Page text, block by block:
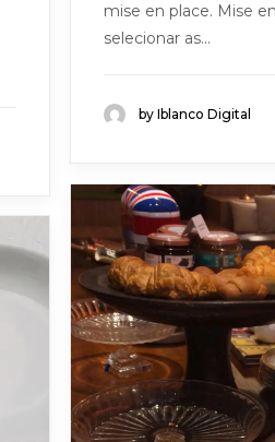
mise en place. Mise
selecionar as...
by Iblanco Digital